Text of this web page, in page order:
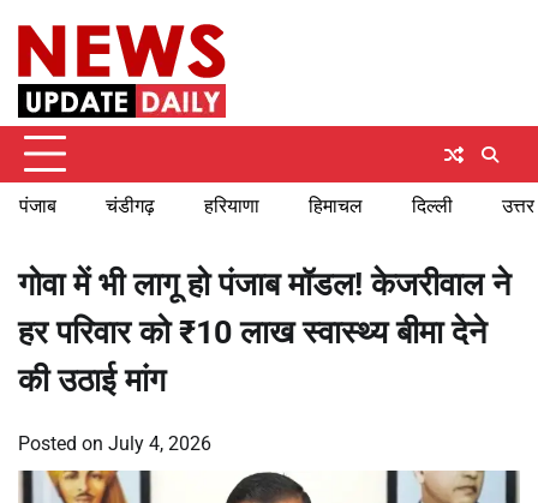
content
पंजाब चंडीगढ़ हरियाणा हिमाचल दिल्ली
गोवा में भी लागू हो पंजाब मॉडल! केजरीवाल ने
हर परिवार को ₹10 लाख स्वास्थ्य बीमा देने
की उठाई मांग
Posted on July 4, 2026